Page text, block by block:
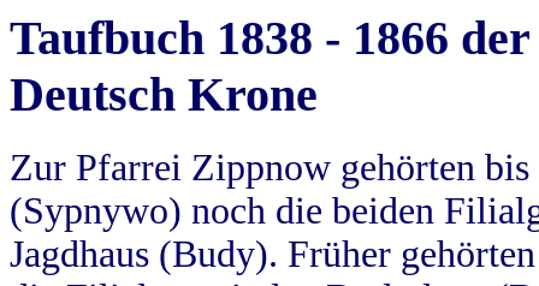
Taufbuch 1838 - 1866
Deutsch Krone
Zur Pfarrei Zippnow gehörten
(Sypnywo) noch die beiden
Jagdhaus (Budy). Früher